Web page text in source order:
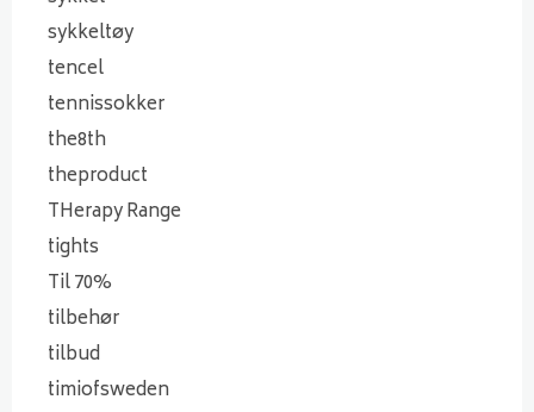
sykkeltøy
tencel
tennissokker
the8th
theproduct
THerapy Range
tights
Til 70%
tilbehør
tilbud
timiofsweden